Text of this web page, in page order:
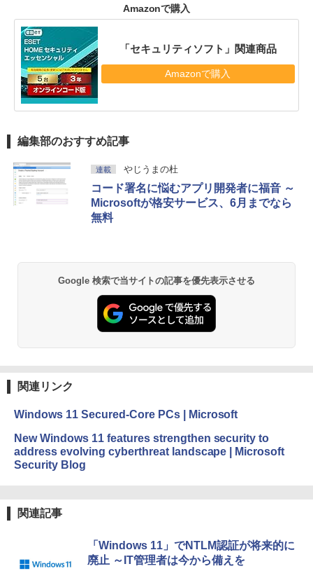
Amazonで購入
「セキュリティソフト」関連商品
Amazonで購入
編集部のおすすめ記事
連載 やじうまの杜
コード署名に悩むアプリ開発者に福音 ～
Microsoftが格安サービス、6月までなら
無料
Google 検索で当サイトの記事を優先表示させる
関連リンク
Windows 11 Secured-Core PCs | Microsoft
New Windows 11 features strengthen security to
address evolving cyberthreat landscape | Microsoft
Security Blog
関連記事
「Windows 11」でNTLM認証が将来的に
廃止 ～IT管理者は今から備えを